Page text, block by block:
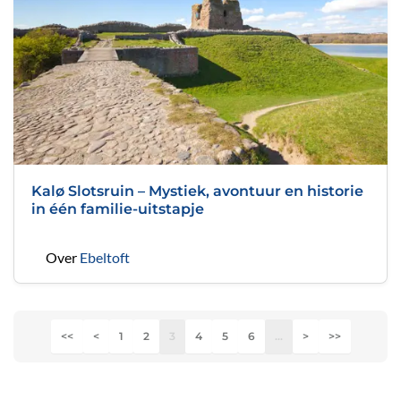
Kalø Slotsruin – Mystiek, avontuur en historie
in één familie-uitstapje
Over Ebeltoft
<< < 1 2 3 4 5 6 ... > >>